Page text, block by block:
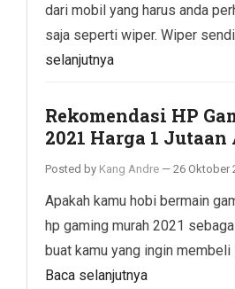
dari mobil yang harus anda
saja seperti wiper. Wiper
selanjutnya
Rekomendasi HP
2021 Harga 1
Posted by Kang Andre — 26 Oktober
Apakah kamu hobi bermain
hp gaming murah 2021
buat kamu yang ingin
Baca selanjutnya